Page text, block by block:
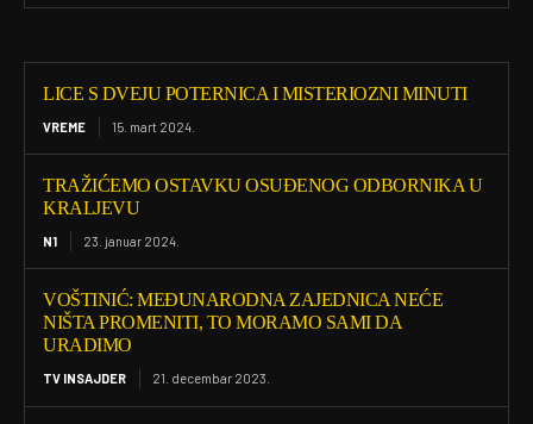
LICE S DVEJU POTERNICA I MISTERIOZNI MINUTI
VREME 15. mart 2024.
TRAŽIĆEMO OSTAVKU OSUĐENOG ODBORNIKA U
KRALJEVU
N1 23. januar 2024.
VOŠTINIĆ: MEĐUNARODNA ZAJEDNICA NEĆE
NIŠTA PROMENITI, TO MORAMO SAMI DA
URADIMO
TV INSAJDER 21. decembar 2023.